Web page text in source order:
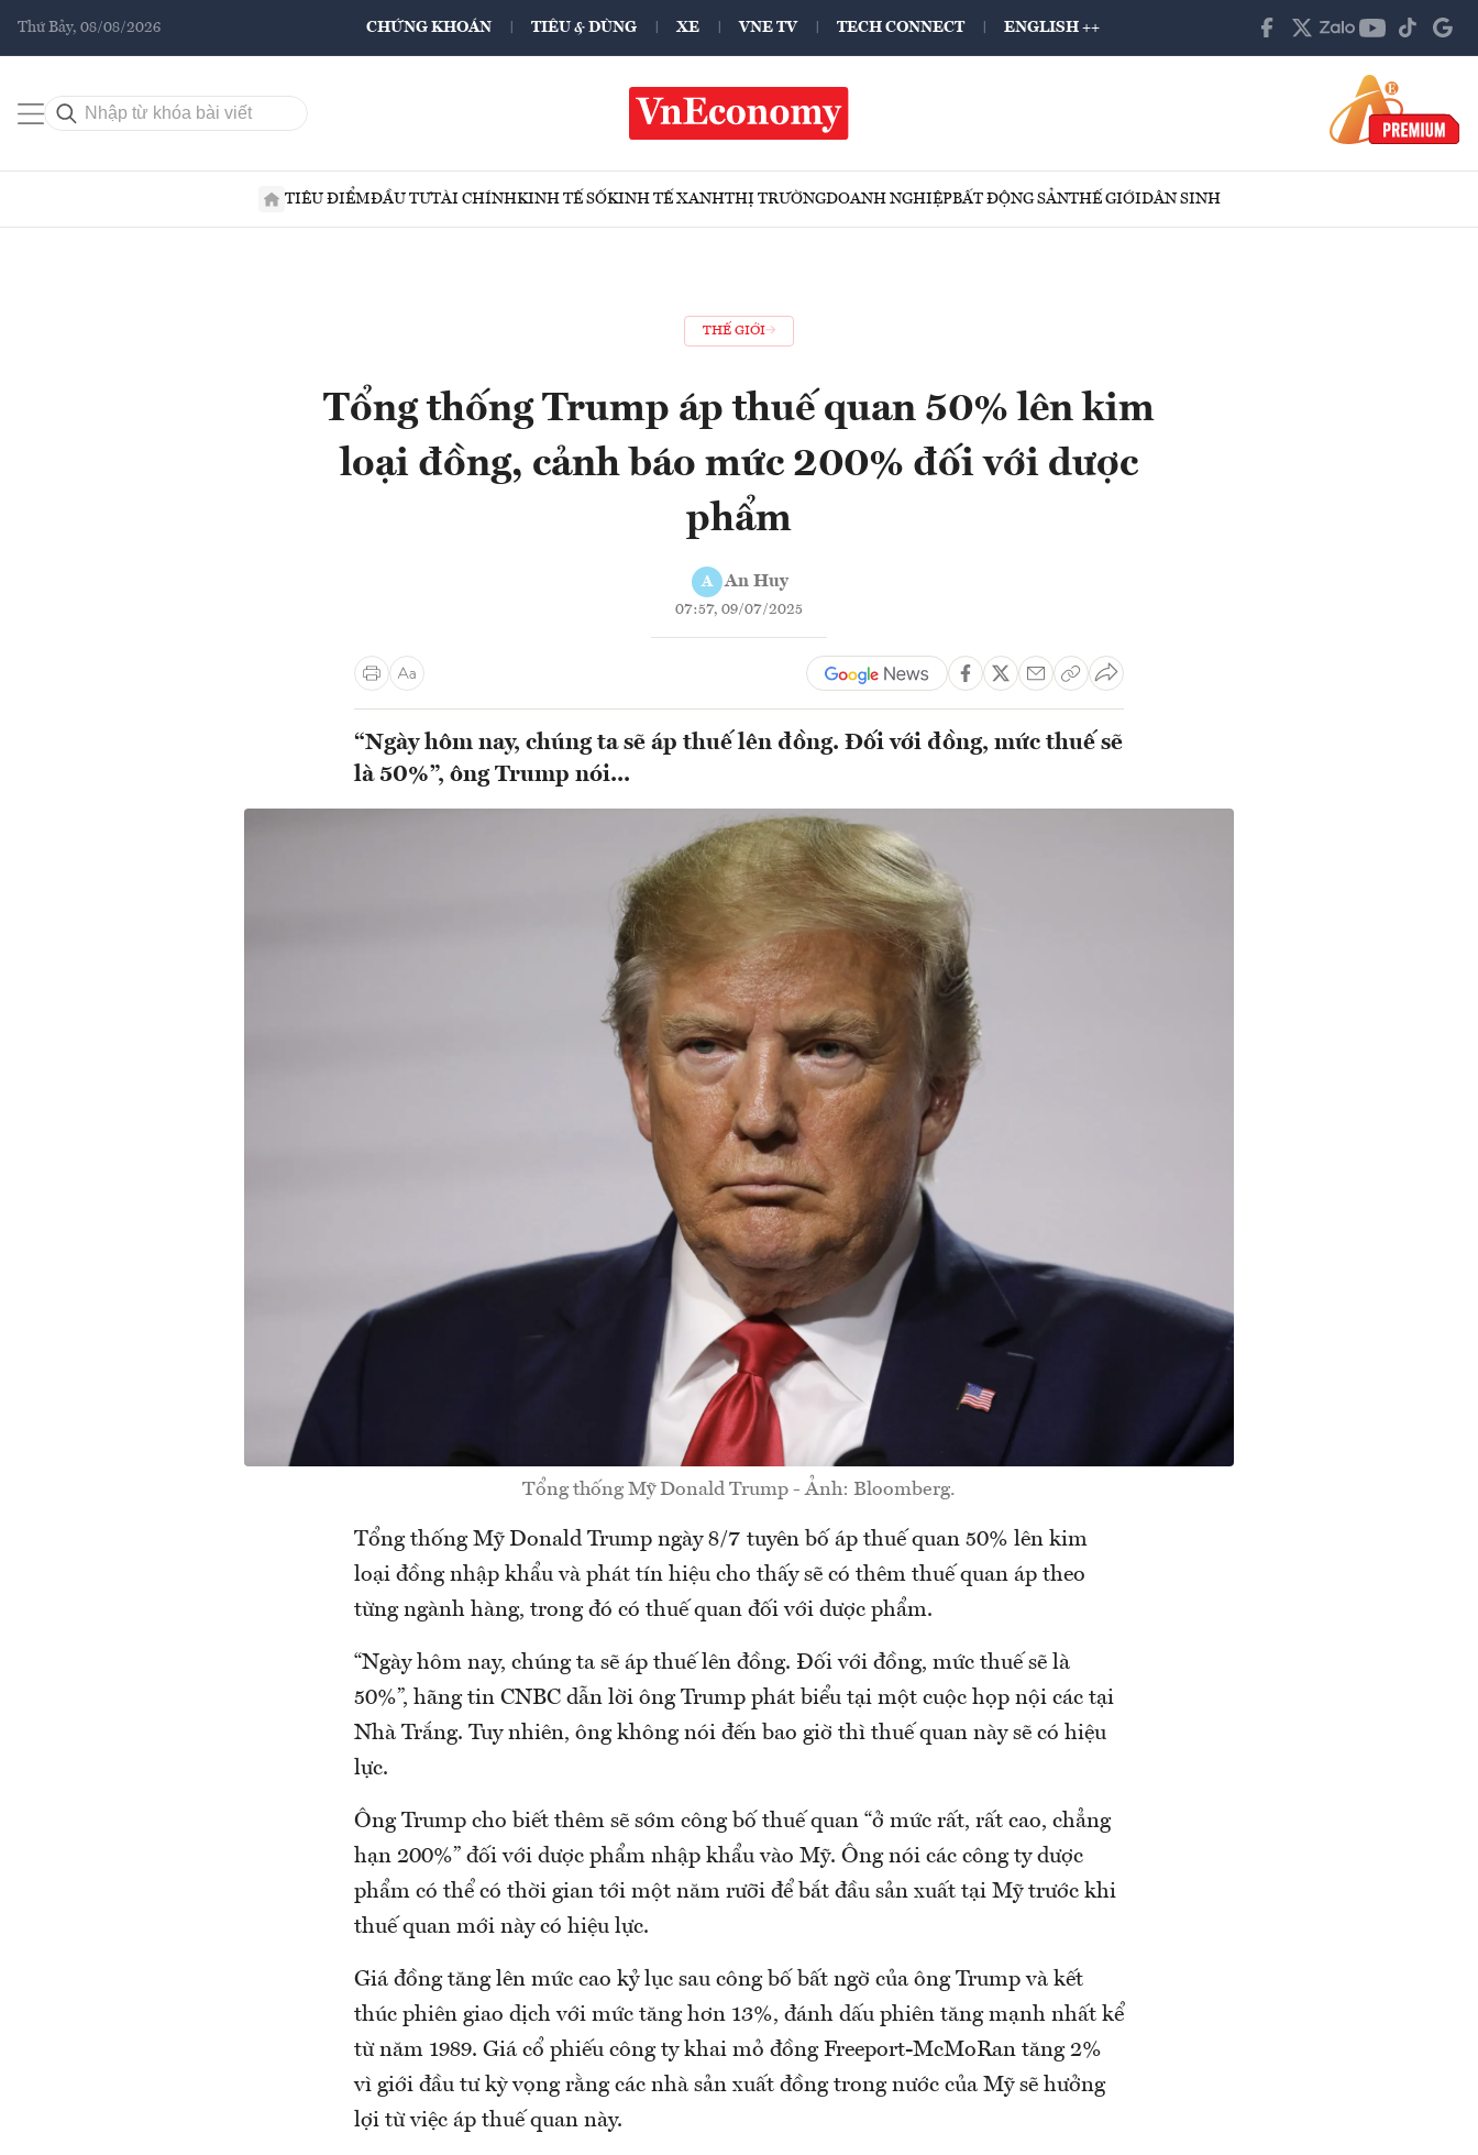
Thứ Bảy, 08/08/2026 CHỨNG KHOÁN TIÊU & DÙNG XE VNE TV TECH CONNECT ENGLISH ++
TIÊU ĐIỂMĐẦU TƯTÀI CHÍNHKINH TẾ SỐKINH TẾ XANHTHỊ TRƯỜNGDOANH NGHIỆPBẤT ĐỘNG SẢNTHẾ GIỚIDÂN SINH
THẾ GIỚI
Tổng thống Trump áp thuế quan 50% lên kim
loại đồng, cảnh báo mức 200% đối với dược
phẩm
A An Huy
07:57, 09/07/2025
“Ngày hôm nay, chúng ta sẽ áp thuế lên đồng. Đối với đồng, mức thuế sẽ
là 50%”, ông Trump nói...
Tổng thống Mỹ Donald Trump - Ảnh: Bloomberg.
Tổng thống Mỹ Donald Trump ngày 8/7 tuyên bố áp thuế quan 50% lên kim
loại đồng nhập khẩu và phát tín hiệu cho thấy sẽ có thêm thuế quan áp theo
từng ngành hàng, trong đó có thuế quan đối với dược phẩm.
“Ngày hôm nay, chúng ta sẽ áp thuế lên đồng. Đối với đồng, mức thuế sẽ là
50%”, hãng tin CNBC dẫn lời ông Trump phát biểu tại một cuộc họp nội các tại
Nhà Trắng. Tuy nhiên, ông không nói đến bao giờ thì thuế quan này sẽ có hiệu
lực.
Ông Trump cho biết thêm sẽ sớm công bố thuế quan “ở mức rất, rất cao, chẳng
hạn 200%” đối với dược phẩm nhập khẩu vào Mỹ. Ông nói các công ty dược
phẩm có thể có thời gian tới một năm rưỡi để bắt đầu sản xuất tại Mỹ trước khi
thuế quan mới này có hiệu lực.
Giá đồng tăng lên mức cao kỷ lục sau công bố bất ngờ của ông Trump và kết
thúc phiên giao dịch với mức tăng hơn 13%, đánh dấu phiên tăng mạnh nhất kể
từ năm 1989. Giá cổ phiếu công ty khai mỏ đồng Freeport-McMoRan tăng 2%
vì giới đầu tư kỳ vọng rằng các nhà sản xuất đồng trong nước của Mỹ sẽ hưởng
lợi từ việc áp thuế quan này.